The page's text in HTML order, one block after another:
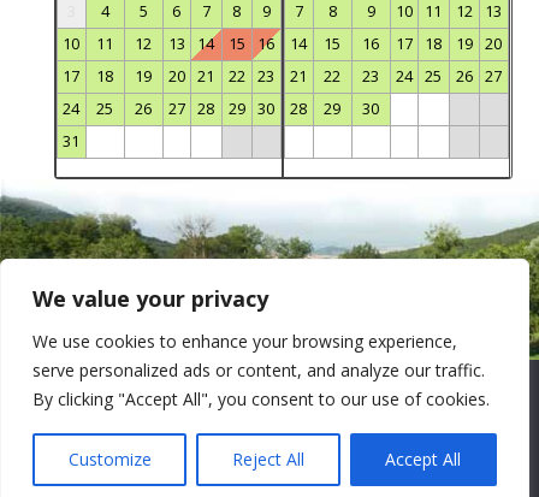
We value your privacy
We use cookies to enhance your browsing experience,
serve personalized ads or content, and analyze our traffic.
By clicking "Accept All", you consent to our use of cookies.
Customize Reject All Accept All
4 5 6 7 8
9
10
11 12 13 14 15
16
17
18 19 20 21 22
23
24
25 26 27 28 29
30
31
7
8 9 10 11 12
13
14
15 16 17 18 19
20
21
22 23 24 25 26
27
28
29 30
© Copyright 2004-2021 - chantelou.fr - Gîte de groupes
Chantelou - Cadebaud - 63270 Sallèdes - Auvergne
Français
Nous utilisons des cookies pour vous garantir la meilleure
expérience sur notre site web. Si vous continuez à utiliser ce
site, nous supposerons que vous en êtes satisfait.